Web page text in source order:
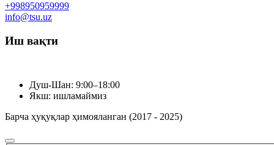
+998950959999
info@tsu.uz
Иш вақти
Душ-Шан: 9:00–18:00
Якш: ишламаймиз
Барча ҳуқуқлар ҳимояланган (2017 - 2025)